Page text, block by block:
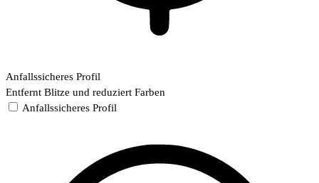
Anfallssicheres Profil
Entfernt Blitze und reduziert Farben
Anfallssicheres Profil